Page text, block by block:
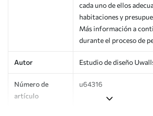
cada uno de ellos
habitaciones y
Más información a
durante el proceso de
Autor Estudio de diseño
Número de
artículo
u64316